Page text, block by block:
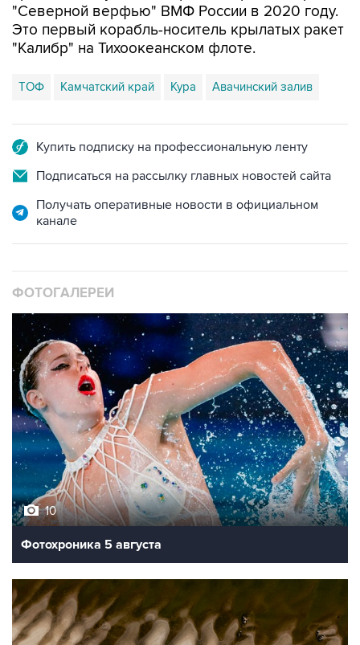
"Северной верфью" ВМФ России в 2020 году.
Это первый корабль-носитель крылатых ракет
"Калибр" на Тихоокеанском флоте.
ТОФ Камчатский край Кура Авачинский залив
Купить подписку на профессиональную ленту
Подписаться на рассылку главных новостей сайта
Получать оперативные новости в официальном
канале
ФОТОГАЛЕРЕИ
10
Фотохроника 5 августа